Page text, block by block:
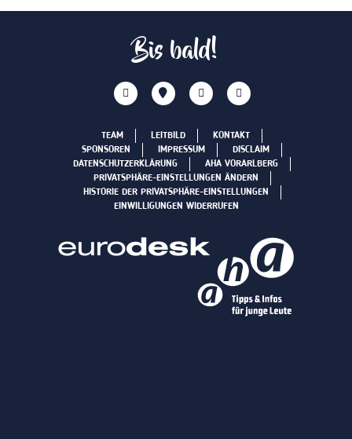
Bis bald!
TEAM LEITBILD
KONTAKT
SPONSOREN
IMPRESSUM
DISCLAIM
DATENSCHUTZERKLÄRUNG
AHA VORARLBERG
PRIVATSPHÄRE-EINSTELLUNGEN ÄNDERN
HISTORIE DER PRIVATSPHÄRE-EINSTELLUNGEN
EINWILLIGUNGEN WIDERRUFEN